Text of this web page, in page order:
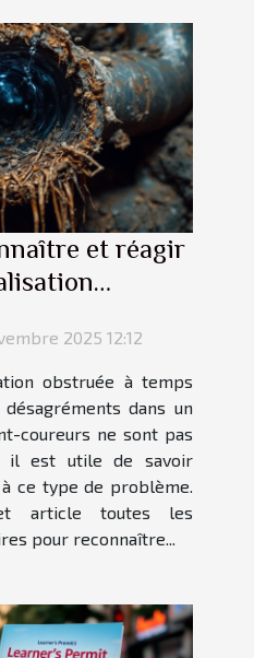
et réagir
2025 12:12
obstruée à temps
dans un
coureurs ne sont pas
il est utile de savoir
ce type de problème.
article toutes les
pour reconnaître...